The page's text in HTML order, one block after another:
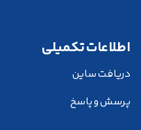
اطلاعات تکمیلی
دریافت ساین
پرسش و پاسخ